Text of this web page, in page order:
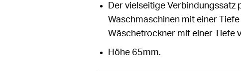
Der vielseitige Verbindungssatz
Waschmaschinen mit einer
Wäschetrockner mit einer Tiefe
Höhe 65mm.